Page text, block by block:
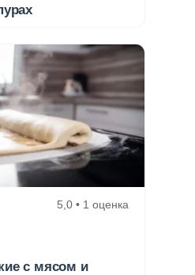
5,0 • 1 оценка
с мясом и